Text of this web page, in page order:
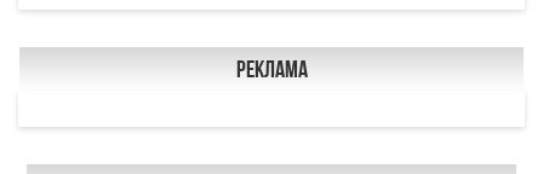
Реклама